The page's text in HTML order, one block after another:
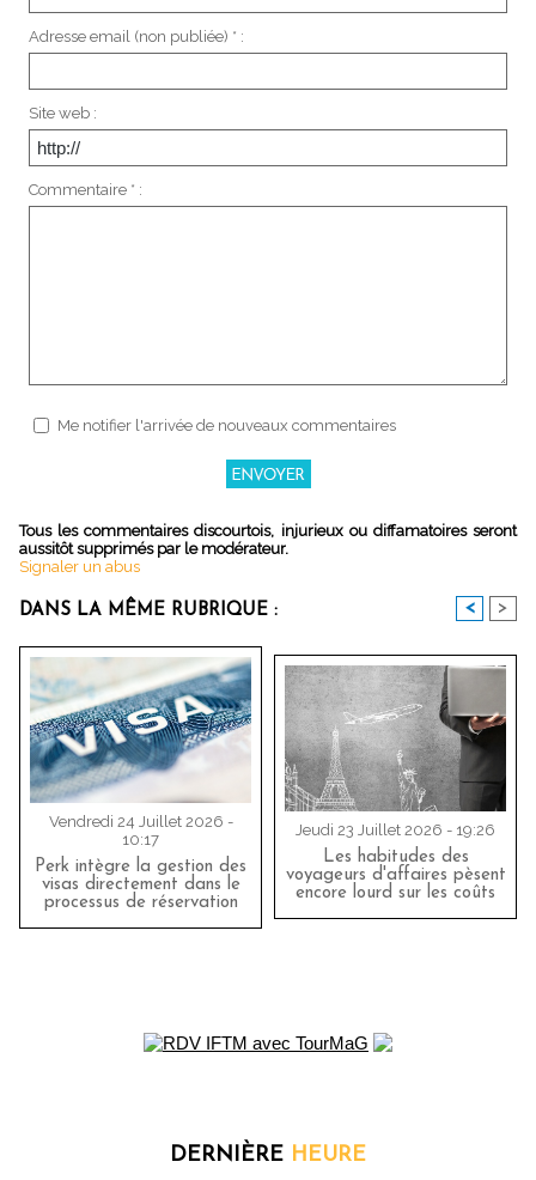
Adresse email (non publiée) * :
Site web :
Commentaire * :
Me notifier l'arrivée de nouveaux commentaires
Tous les commentaires discourtois, injurieux ou diffamatoires seront
aussitôt supprimés par le modérateur.
Signaler un abus
DANS LA MÊME RUBRIQUE : < >
Vendredi 24 Juillet 2026 -
10:17
Perk intègre la gestion des
visas directement dans le
processus de réservation
Jeudi 23 Juillet 2026 - 19:26
Les habitudes des
voyageurs d'affaires pèsent
encore lourd sur les coûts
DERNIÈRE HEURE